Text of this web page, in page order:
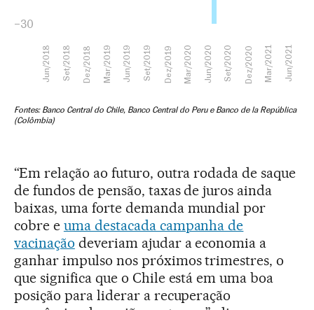
“Em relação ao futuro, outra rodada de saque
de fundos de pensão, taxas de juros ainda
baixas, uma forte demanda mundial por
cobre e uma destacada campanha de
vacinação deveriam ajudar a economia a
ganhar impulso nos próximos trimestres, o
que significa que o Chile está em uma boa
posição para liderar a recuperação